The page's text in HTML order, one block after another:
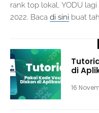
rank top lokal, YODU
2022. Baca di sini buat
di
16